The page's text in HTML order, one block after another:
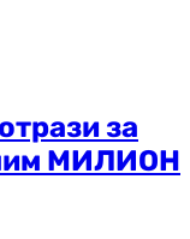
за
МИЛИОН